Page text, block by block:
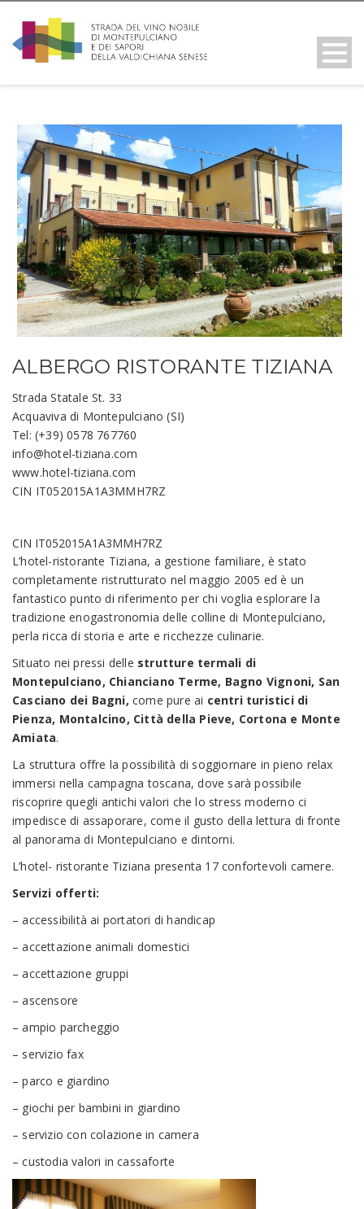
ALBERGO RISTORANTE TIZIANA
Strada Statale St. 33
Acquaviva di Montepulciano (SI)
Tel: (+39) 0578 767760
info@hotel-tiziana.com
www.hotel-tiziana.com
CIN IT052015A1A3MMH7RZ
CIN IT052015A1A3MMH7RZ
L’hotel-ristorante Tiziana, a gestione familiare, è stato
completamente ristrutturato nel maggio 2005 ed è un
fantastico punto di riferimento per chi voglia esplorare la
tradizione enogastronomia delle colline di Montepulciano,
perla ricca di storia e arte e ricchezze culinarie.
Situato nei pressi delle strutture termali di
Montepulciano, Chianciano Terme, Bagno Vignoni, San
Casciano dei Bagni, come pure ai centri turistici di
Pienza, Montalcino, Città della Pieve, Cortona e Monte
Amiata.
La struttura offre la possibilità di soggiornare in pieno relax
immersi nella campagna toscana, dove sarà possibile
riscoprire quegli antichi valori che lo stress moderno ci
impedisce di assaporare, come il gusto della lettura di fronte
al panorama di Montepulciano e dintorni.
L’hotel- ristorante Tiziana presenta 17 confortevoli camere.
Servizi offerti:
– accessibilità ai portatori di handicap
– accettazione animali domestici
– accettazione gruppi
– ascensore
– ampio parcheggio
– servizio fax
– parco e giardino
– giochi per bambini in giardino
– servizio con colazione in camera
– custodia valori in cassaforte